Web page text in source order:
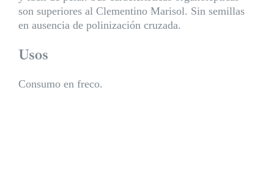
son superiores al Clementino Marisol. Sin semillas
en ausencia de polinización cruzada.
Usos
Consumo en freco.